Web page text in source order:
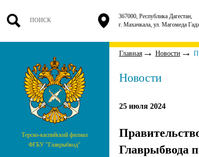
367000, Республика Дагестан,
г. Махачкала, ул. Магомеда
Терско-каспийский филиал
ФГБУ "Главрыбвод"
Главная Новости
Новости
25 июля 2024
Главрыбвода